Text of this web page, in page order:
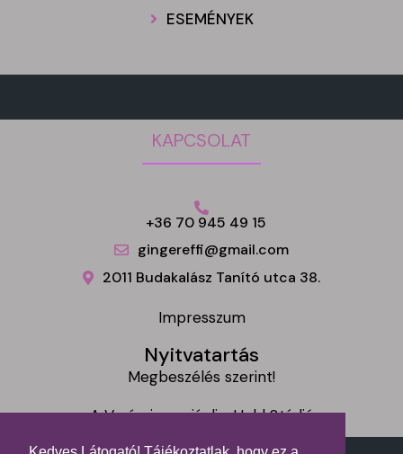
ESEMÉNYEK
KAPCSOLAT
+36 70 945 49 15
gingereffi@gmail.com
2011 Budakalász Tanító utca 38.
Impresszum
Nyitvatartás
Megbeszélés szerint!
A Varázsinga ajánlja: Hold Stúdió